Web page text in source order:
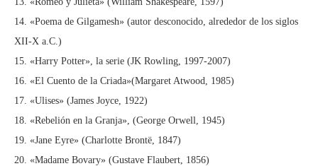
14. «Poema de Gilgamesh» (autor desconocido, alrededor de los siglos
XII-X a.C.)
15. «Harry Potter», la serie (JK Rowling, 1997-2007)
16. «El Cuento de la Criada»(Margaret Atwood, 1985)
17. «Ulises» (James Joyce, 1922)
18. «Rebelión en la Granja», (George Orwell, 1945)
19. «Jane Eyre» (Charlotte Brontë, 1847)
20. «Madame Bovary» (Gustave Flaubert, 1856)